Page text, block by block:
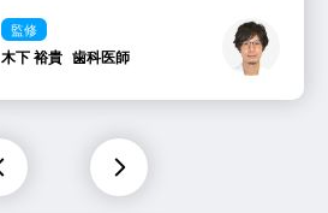
監修
木下 裕貴 歯科医師